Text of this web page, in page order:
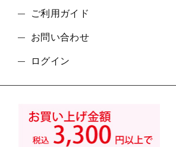
ご利用ガイド
お問い合わせ
ログイン